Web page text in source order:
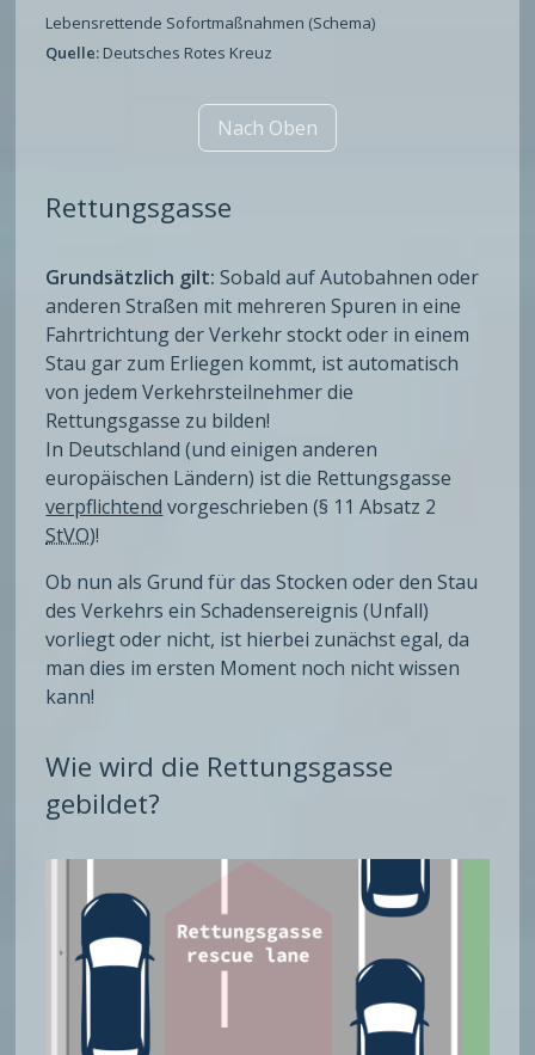
Lebensrettende Sofortmaßnahmen (Schema)
Quelle: Deutsches Rotes Kreuz
Nach Oben
Rettungsgasse
Grundsätzlich gilt: Sobald auf Autobahnen oder
anderen Straßen mit mehreren Spuren in eine
Fahrtrichtung der Verkehr stockt oder in einem
Stau gar zum Erliegen kommt, ist automatisch
von jedem Verkehrsteilnehmer die
Rettungsgasse zu bilden!
In Deutschland (und einigen anderen
europäischen Ländern) ist die Rettungsgasse
verpflichtend vorgeschrieben (§ 11 Absatz 2
StVO)!
Ob nun als Grund für das Stocken oder den Stau
des Verkehrs ein Schadensereignis (Unfall)
vorliegt oder nicht, ist hierbei zunächst egal, da
man dies im ersten Moment noch nicht wissen
kann!
Wie wird die Rettungsgasse
gebildet?